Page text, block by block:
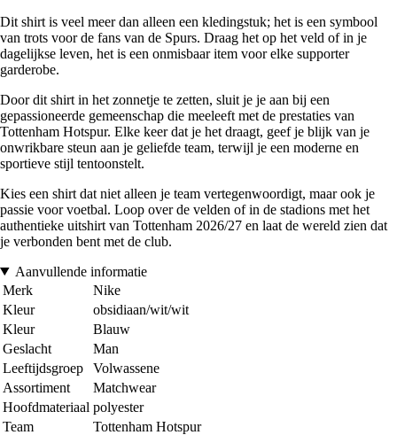
Dit shirt is veel meer dan alleen een kledingstuk; het is een symbool
van trots voor de fans van de Spurs. Draag het op het veld of in je
dagelijkse leven, het is een onmisbaar item voor elke supporter
garderobe.
Door dit shirt in het zonnetje te zetten, sluit je je aan bij een
gepassioneerde gemeenschap die meeleeft met de prestaties van
Tottenham Hotspur. Elke keer dat je het draagt, geef je blijk van je
onwrikbare steun aan je geliefde team, terwijl je een moderne en
sportieve stijl tentoonstelt.
Kies een shirt dat niet alleen je team vertegenwoordigt, maar ook je
passie voor voetbal. Loop over de velden of in de stadions met het
authentieke uitshirt van Tottenham 2026/27 en laat de wereld zien dat
je verbonden bent met de club.
Aanvullende informatie
Merk
Nike
Kleur
obsidiaan/wit/wit
Kleur
Blauw
Geslacht
Man
Leeftijdsgroep
Volwassene
Assortiment
Matchwear
Hoofdmateriaal polyester
Team
Tottenham Hotspur